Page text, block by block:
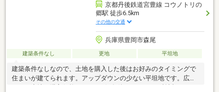
京都丹後鉄道宮豊線 コウノトリの
郷駅 徒歩6.5km
その他の交通
兵庫県豊岡市森尾
建築条件なし 更地 平坦地
建築条件なしなので、土地を購入した後はお好みのタイミングで
住まいが建てられます。アップダウンの少ない平坦地です。広々